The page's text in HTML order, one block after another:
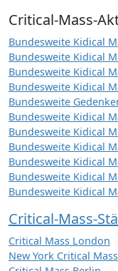
Critical-Mass-
Bundesweite Kidical
Bundesweite Kidical
Bundesweite Kidical
Bundesweite Kidical
Bundesweite
Bundesweite Kidical
Bundesweite Kidical
Bundesweite Kidical
Bundesweite Kidical
Bundesweite Kidical
Bundesweite Kidical
Critical-Mass-
Critical Mass London
New York Critical Mass